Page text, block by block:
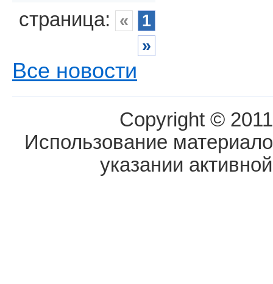
страница: «
1
»
Все новости
Copyright ©
Использование
указании